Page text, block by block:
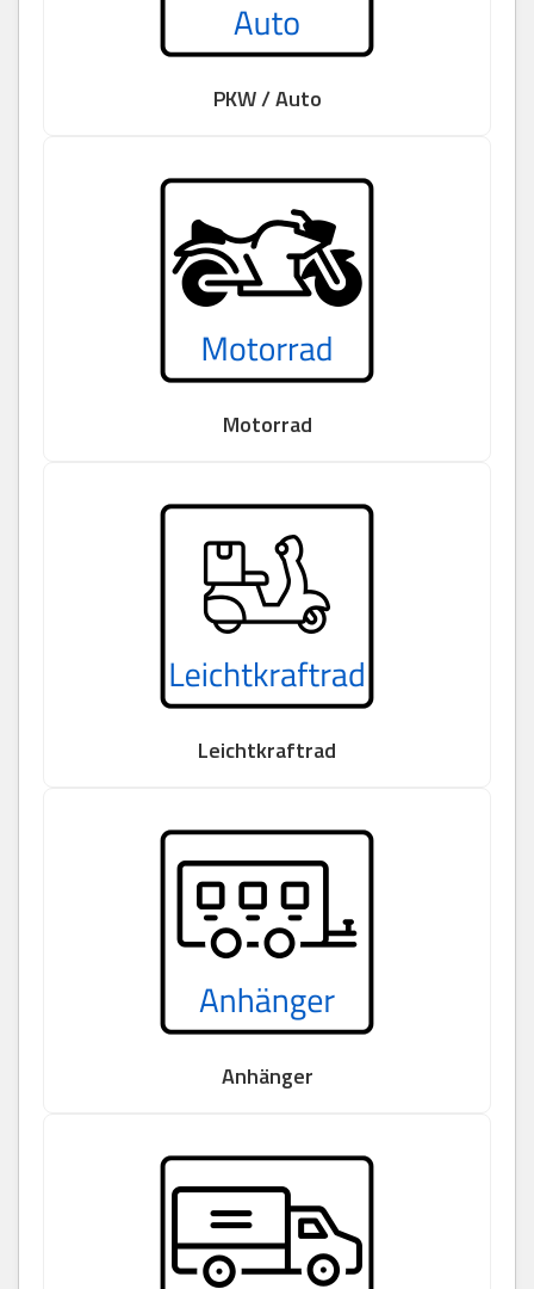
PKW / Auto
Motorrad
Leichtkraftrad
Anhänger